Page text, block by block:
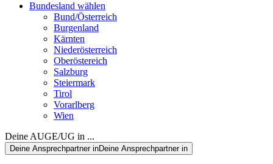
Bundesland wählen
Bund/Österreich
Burgenland
Kärnten
Niederösterreich
Oberöstereich
Salzburg
Steiermark
Tirol
Vorarlberg
Wien
Deine AUGE/UG in ...
Deine Ansprechpartner inDeine Ansprechpartner in